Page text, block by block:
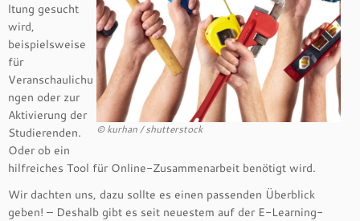
© kurhan / shutterstock
ltung gesucht
wird,
beispielsweise
für
Veranschaulichu
ngen oder zur
Aktivierung der
Studierenden.
Oder ob ein
hilfreiches Tool für Online-Zusammenarbeit benötigt wird.
Wir dachten uns, dazu sollte es einen passenden Überblick
geben! – Deshalb gibt es seit neuestem auf der E-Learning-